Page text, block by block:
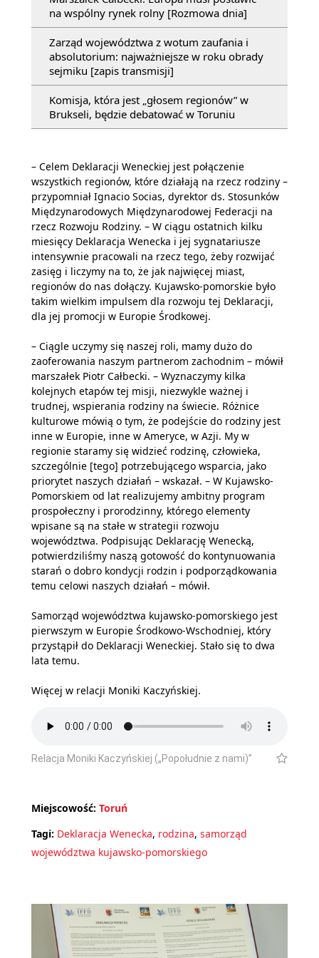
na wspólny rynek rolny [Rozmowa dnia]
Zarząd województwa z wotum zaufania i
absolutorium: najważniejsze w roku obrady
sejmiku [zapis transmisji]
Komisja, która jest „głosem regionów” w
Brukseli, będzie debatować w Toruniu
– Celem Deklaracji Weneckiej jest połączenie
wszystkich regionów, które działają na rzecz rodziny –
przypomniał Ignacio Socias, dyrektor ds. Stosunków
Międzynarodowych Międzynarodowej Federacji na
rzecz Rozwoju Rodziny. – W ciągu ostatnich kilku
miesięcy Deklaracja Wenecka i jej sygnatariusze
intensywnie pracowali na rzecz tego, żeby rozwijać
zasięg i liczymy na to, że jak najwięcej miast,
regionów do nas dołączy. Kujawsko-pomorskie było
takim wielkim impulsem dla rozwoju tej Deklaracji,
dla jej promocji w Europie Środkowej.
– Ciągle uczymy się naszej roli, mamy dużo do
zaoferowania naszym partnerom zachodnim – mówił
marszałek Piotr Całbecki. – Wyznaczymy kilka
kolejnych etapów tej misji, niezwykle ważnej i
trudnej, wspierania rodziny na świecie. Różnice
kulturowe mówią o tym, że podejście do rodziny jest
inne w Europie, inne w Ameryce, w Azji. My w
regionie staramy się widzieć rodzinę, człowieka,
szczególnie [tego] potrzebującego wsparcia, jako
priorytet naszych działań – wskazał. – W Kujawsko-
Pomorskiem od lat realizujemy ambitny program
prospołeczny i prorodzinny, którego elementy
wpisane są na stałe w strategii rozwoju
województwa. Podpisując Deklarację Wenecką,
potwierdziliśmy naszą gotowość do kontynuowania
starań o dobro kondycji rodzin i podporządkowania
temu celowi naszych działań – mówił.
Samorząd województwa kujawsko-pomorskiego jest
pierwszym w Europie Środkowo-Wschodniej, który
przystąpił do Deklaracji Weneckiej. Stało się to dwa
lata temu.
Więcej w relacji Moniki Kaczyńskiej.
Relacja Moniki Kaczyńskiej („Popołudnie z nami)”
Miejscowość: Toruń
Tagi: Deklaracja Wenecka, rodzina, samorząd
województwa kujawsko-pomorskiego